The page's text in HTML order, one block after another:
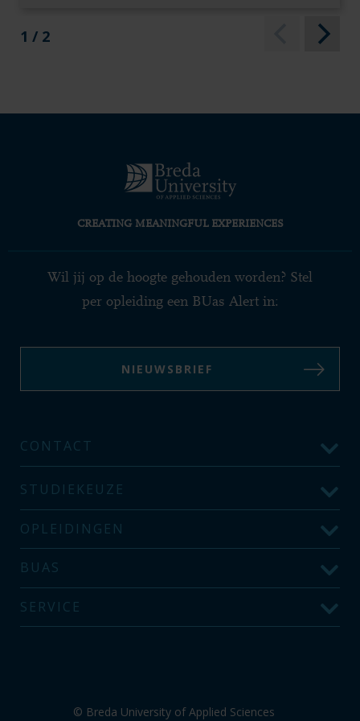
1 / 2
CREATING MEANINGFUL EXPERIENCES
Wil jij op de hoogte gehouden worden? Stel
per opleiding een BUas Alert in:
NIEUWSBRIEF
CONTACT
STUDIEKEUZE
OPLEIDINGEN
BUAS
SERVICE
© Breda University of Applied Sciences